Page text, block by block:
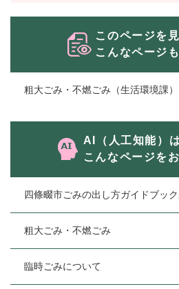
このページを
こんなページ
粗大ごみ・不燃ごみ（生活環境課）
AI（人工知能）は
こんなページを
四條畷市ごみの出し方ガイドブッ
粗大ごみ・不燃ごみ
臨時ごみについて